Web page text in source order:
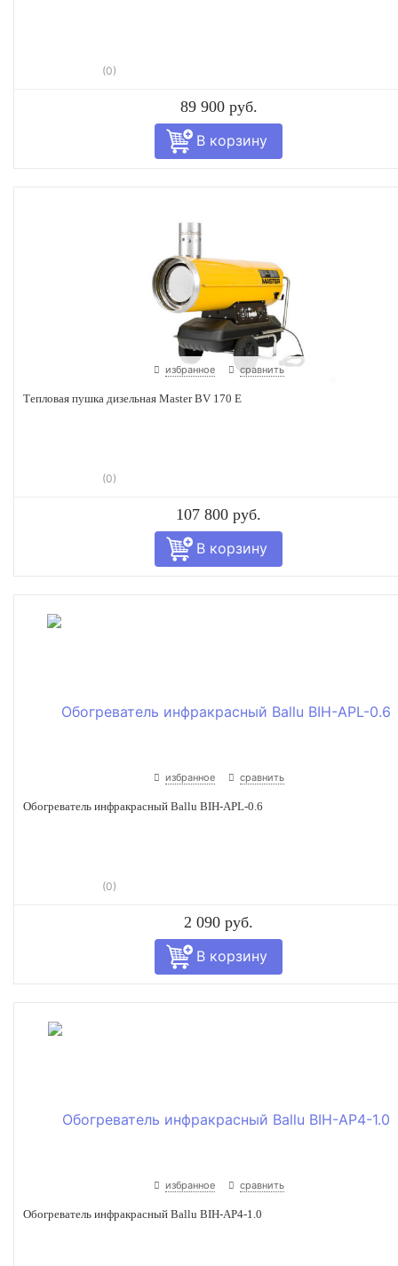
(0)
89 900 руб.
избранное сравнить
Тепловая пушка дизельная Master BV 170 E
(0)
107 800 руб.
избранное сравнить
Обогреватель инфракрасный Ballu BIH-APL-0.6
(0)
2 090 руб.
избранное сравнить
Обогреватель инфракрасный Ballu BIH-AP4-1.0